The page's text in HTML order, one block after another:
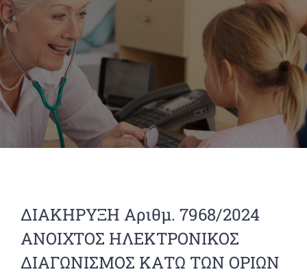
ΔΙΑΚΗΡΥΞΗ Αριθμ. 7968/2024
ΑΝΟΙΧΤΟΣ ΗΛΕΚΤΡΟΝΙΚΟΣ
ΔΙΑΓΩΝΙΣΜΟΣ ΚΑΤΩ ΤΩΝ ΟΡΙΩΝ